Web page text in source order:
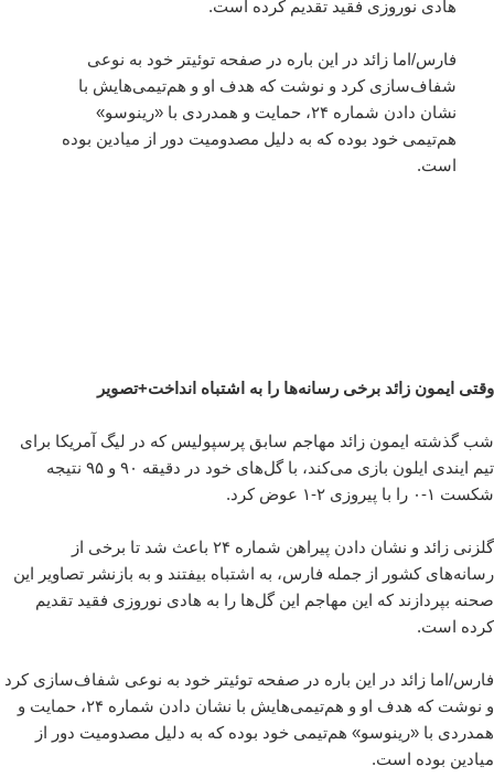
هادی نوروزی فقید تقدیم کرده است.
فارس/اما زائد در این باره در صفحه توئیتر خود به نوعی
شفاف‌سازی کرد و نوشت که هدف او و هم‌تیمی‌هایش با
نشان دادن شماره ۲۴، حمایت و همدردی با «رینوسو»
هم‌تیمی خود بوده که به دلیل مصدومیت دور از میادین بوده
است.
وقتی ایمون زائد برخی رسانه‌ها را به اشتباه انداخت+تصویر
شب گذشته ایمون زائد مهاجم سابق پرسپولیس که در لیگ آمریکا برای
تیم ایندی ایلون بازی می‌کند، با گل‌های خود در دقیقه ۹۰ و ۹۵ نتیجه
شکست ۱-۰ را با پیروزی ۲-۱ عوض کرد.
گلزنی زائد و نشان دادن پیراهن شماره ۲۴ باعث شد تا برخی از
رسانه‌های کشور از جمله فارس، به اشتباه بیفتند و به بازنشر تصاویر این
صحنه بپردازند که این مهاجم این گل‌ها را به هادی نوروزی فقید تقدیم
کرده است.
فارس/اما زائد در این باره در صفحه توئیتر خود به نوعی شفاف‌سازی کرد
و نوشت که هدف او و هم‌تیمی‌هایش با نشان دادن شماره ۲۴، حمایت و
همدردی با «رینوسو» هم‌تیمی خود بوده که به دلیل مصدومیت دور از
میادین بوده است.